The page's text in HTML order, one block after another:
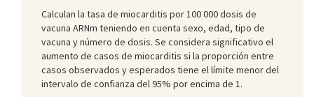
Calculan la tasa de miocarditis por 100 000 dosis de
vacuna ARNm teniendo en cuenta sexo, edad, tipo de
vacuna y número de dosis. Se considera significativo el
aumento de casos de miocarditis si la proporción entre
casos observados y esperados tiene el límite menor del
intervalo de confianza del 95% por encima de 1.